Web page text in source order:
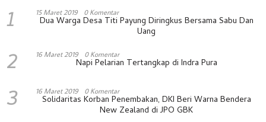
1 15 Maret 2019 0 Komentar
Dua Warga Desa Titi Payung Diringkus Bersama Sabu Dan
Uang
2 16 Maret 2019 0 Komentar
Napi Pelarian Tertangkap di Indra Pura
3 16 Maret 2019 0 Komentar
Solidaritas Korban Penembakan, DKI Beri Warna Bendera
New Zealand di JPO GBK